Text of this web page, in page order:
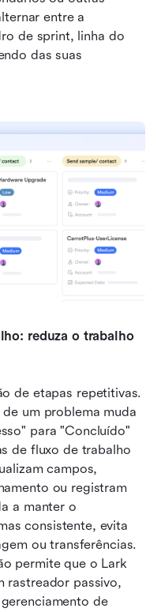
entre a
de sprint, linha do
das suas
reduza o trabalho
de etapas repetitivas.
um problema muda
para "Concluído"
de fluxo de trabalho
campos,
ou registram
a manter o
consistente, evita
ou transferências.
permite que o Lark
rastreador passivo,
de